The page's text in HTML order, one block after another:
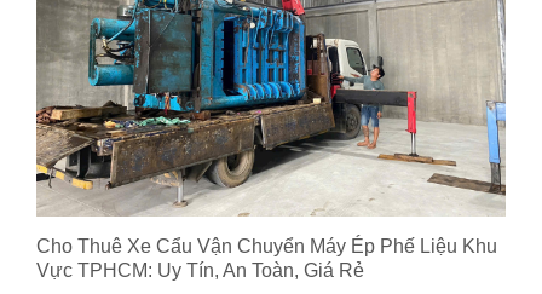
Cho Thuê Xe Cẩu Vận Chuyển Máy Ép Phế Liệu Khu
Vực TPHCM: Uy Tín, An Toàn, Giá Rẻ